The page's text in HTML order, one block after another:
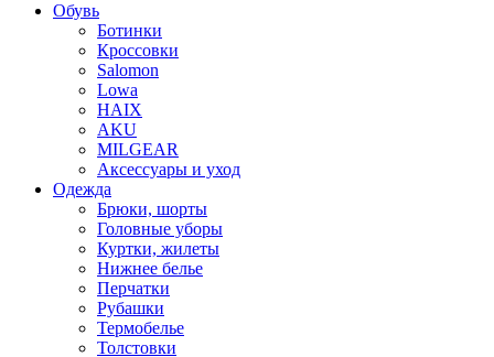
Обувь
Ботинки
Кроссовки
Salomon
Lowa
HAIX
AKU
MILGEAR
Аксессуары и уход
Одежда
Брюки, шорты
Головные уборы
Куртки, жилеты
Нижнее белье
Перчатки
Рубашки
Термобелье
Толстовки